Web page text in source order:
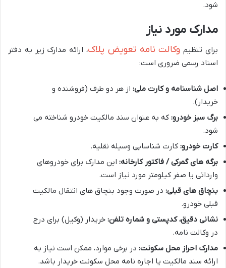
شود.
مدارک مورد نیاز
برای تنظیم وکالت نامه تعویض پلاک، ارائه مدارک زیر به دفتر
اسناد رسمی ضروری است:
اصل شناسنامه و کارت ملی: از هر دو طرف (فروشنده و
خریدار).
برگ سبز خودرو: که به عنوان سند مالکیت خودرو شناخته می
شود.
کارت خودرو: کارت شناسایی وسیله نقلیه.
برگه های گمرکی / فاکتور کارخانه: این مدارک برای خودروهای
وارداتی یا صفر کیلومتر مورد نیاز است.
بنچاق های قبلی: در صورت وجود بنچاق های انتقال مالکیت
قبلی خودرو.
نشانی دقیق، کدپستی و شماره تلفن: خریدار (وکیل) برای درج
در وکالت نامه.
مدارک احراز محل سکونت: در برخی موارد، ممکن است نیاز به
ارائه سند مالکیت یا اجاره نامه محل سکونت خریدار باشد.